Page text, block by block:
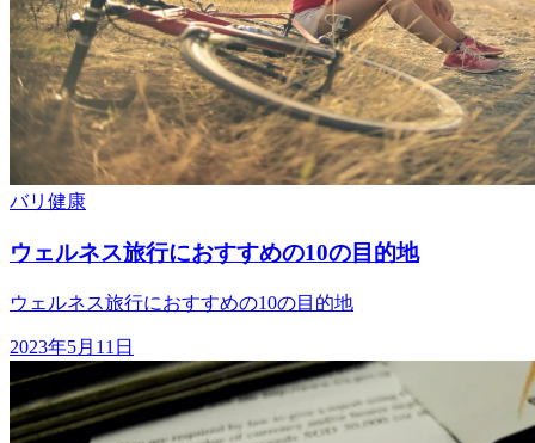
バリ 健康
ウェルネス旅行におすすめの10の目的地
ウェルネス旅行におすすめの10の目的地
2023年5月11日